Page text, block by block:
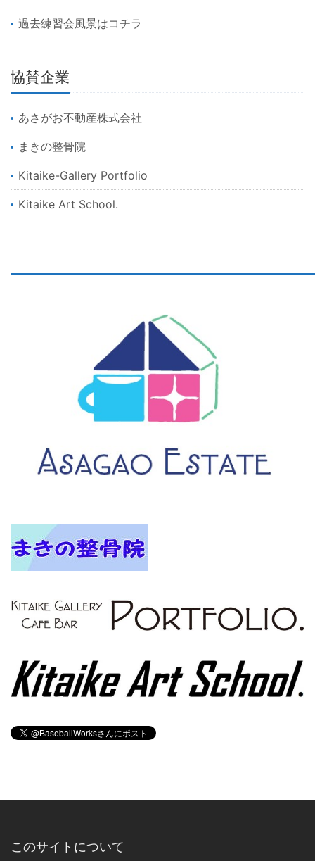
過去練習会風景はコチラ
協賛企業
あさがお不動産株式会社
まきの整骨院
Kitaike-Gallery Portfolio
Kitaike Art School.
このサイトについて